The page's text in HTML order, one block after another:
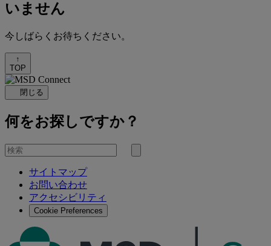
いません
今しばらくお待ちください。
↑
TOP
閉じる
何をお探しですか？
を
検
サイトマップ
お問い合わせ
アクセシビリティ
Cookie Preferences